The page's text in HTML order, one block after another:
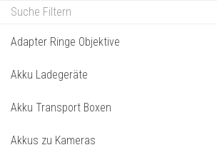
Alle* Artikel ab eigenem Lager in
lieferbar! *
Mehr darüber...
S W I S S
Adapter Ringe Objektive
Akku Ladegeräte
Akku Transport Boxen
Akkus zu Kameras